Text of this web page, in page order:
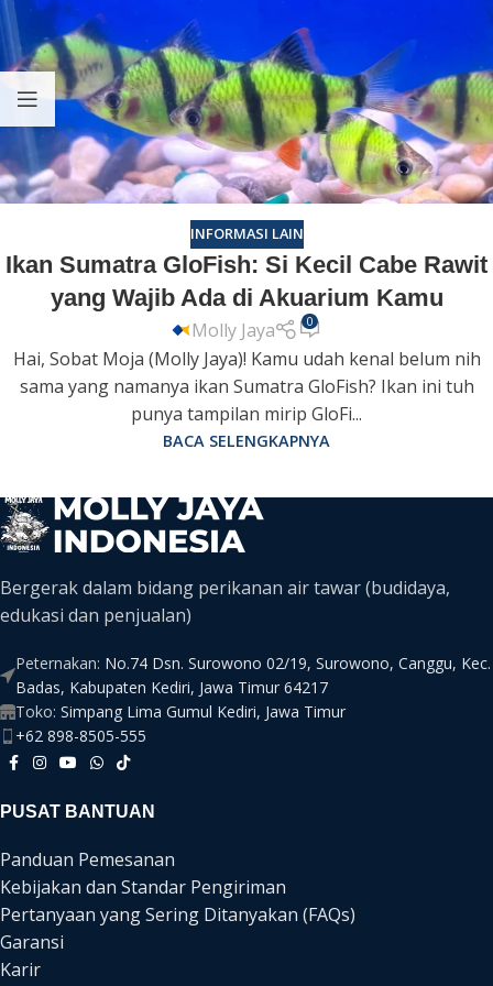
INFORMASI LAIN
Ikan Sumatra GloFish: Si Kecil Cabe Rawit
yang Wajib Ada di Akuarium Kamu
Molly Jaya 0
Hai, Sobat Moja (Molly Jaya)! Kamu udah kenal belum nih
sama yang namanya ikan Sumatra GloFish? Ikan ini tuh
punya tampilan mirip GloFi...
BACA SELENGKAPNYA
Bergerak dalam bidang perikanan air tawar (budidaya,
edukasi dan penjualan)
Peternakan: No.74 Dsn. Surowono 02/19, Surowono, Canggu, Kec.
Badas, Kabupaten Kediri, Jawa Timur 64217
Toko: Simpang Lima Gumul Kediri, Jawa Timur
+62 898-8505-555
PUSAT BANTUAN
Panduan Pemesanan
Kebijakan dan Standar Pengiriman
Pertanyaan yang Sering Ditanyakan (FAQs)
Garansi
Karir